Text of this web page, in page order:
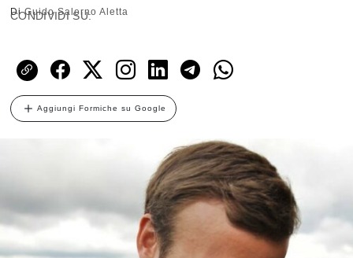
DiGuido Salerno Aletta
CONDIVIDI SU:
Aggiungi Formiche su Google